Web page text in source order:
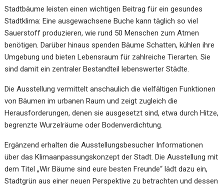
Stadtbäume leisten einen wichtigen Beitrag für ein gesundes
Stadtklima: Eine ausgewachsene Buche kann täglich so viel
Sauerstoff produzieren, wie rund 50 Menschen zum Atmen
benötigen. Darüber hinaus spenden Bäume Schatten, kühlen ihre
Umgebung und bieten Lebensraum für zahlreiche Tierarten. Sie
sind damit ein zentraler Bestandteil lebenswerter Städte.
Die Ausstellung vermittelt anschaulich die vielfältigen Funktionen
von Bäumen im urbanen Raum und zeigt zugleich die
Herausforderungen, denen sie ausgesetzt sind, etwa durch Hitze,
begrenzte Wurzelräume oder Bodenverdichtung.
Ergänzend erhalten die Ausstellungsbesucher Informationen
über das Klimaanpassungskonzept der Stadt. Die Ausstellung mit
dem Titel „Wir Bäume sind eure besten Freunde“ lädt dazu ein,
Stadtgrün aus einer neuen Perspektive zu betrachten und dessen